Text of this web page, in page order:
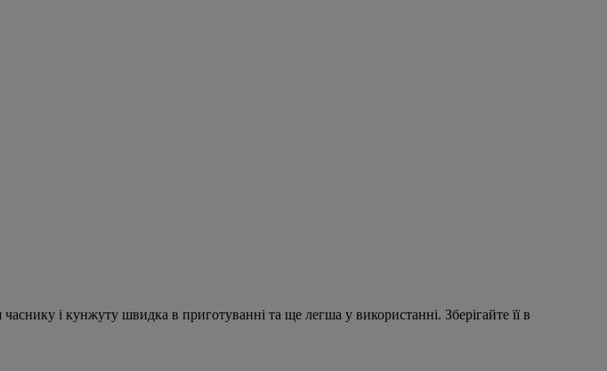
і кунжуту швидка в приготуванні та ще легша у використанні. Зберігайте її в